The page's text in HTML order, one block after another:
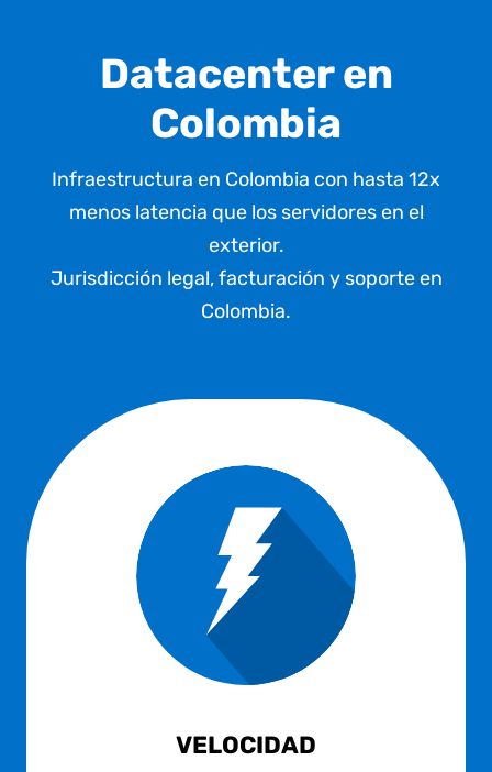
Datacenter en
Colombia
Infraestructura en Colombia con hasta 12x
menos latencia que los servidores en el
exterior.
Jurisdicción legal, facturación y soporte en
Colombia.
VELOCIDAD